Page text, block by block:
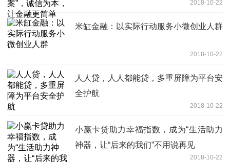
2018-10-22
米缸金融：以实际行动服务小微创业人群
2018-10-22
人人贷，人人都能贷，多重屏障为平台安
全护航
2018-10-22
小赢卡贷助力幸福指数，成为“生活助力
神器，让“后来的我们”不用说再见
2018-10-22